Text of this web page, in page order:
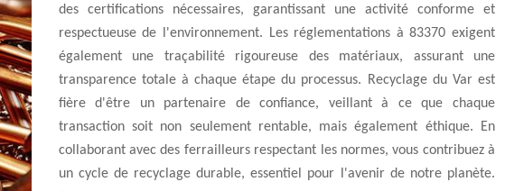
des certifications nécessaires, garantissant une activité conforme et
respectueuse de l'environnement. Les réglementations à 83370 exigent
également une traçabilité rigoureuse des matériaux, assurant une
transparence totale à chaque étape du processus. Recyclage du Var est
fière d'être un partenaire de confiance, veillant à ce que chaque
transaction soit non seulement rentable, mais également éthique. En
collaborant avec des ferrailleurs respectant les normes, vous contribuez à
un cycle de recyclage durable, essentiel pour l'avenir de notre planète.